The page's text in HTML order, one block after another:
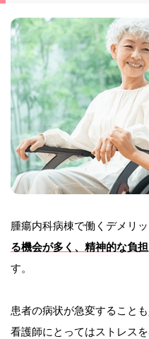
腫瘍内科病棟で働くデメリッ
る機会が多く、精神的な負
す。
患者の病状が急変すること
看護師にとってはストレス